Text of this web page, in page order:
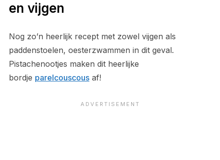
en vijgen
Nog zo’n heerlijk recept met zowel vijgen als
paddenstoelen, oesterzwammen in dit geval.
Pistachenootjes maken dit heerlijke
bordje parelcouscousaf!